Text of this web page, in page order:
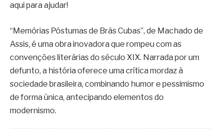
aqui para ajudar!
“Memórias Póstumas de Brás Cubas”, de Machado de
Assis, é uma obra inovadora que rompeu com as
convenções literárias do século XIX. Narrada por um
defunto, a história oferece uma crítica mordaz à
sociedade brasileira, combinando humor e pessimismo
de forma única, antecipando elementos do
modernismo.